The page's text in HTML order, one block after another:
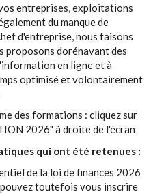
entreprises, exploitations
du manque de
d'entreprise, nous faisons
dorénavant des
en ligne et à
optimisé et volontairement
des formations : cliquez sur
2026" à droite de l'écran
qui ont été retenues :
de la loi de finances 2026
toutefois vous inscrire